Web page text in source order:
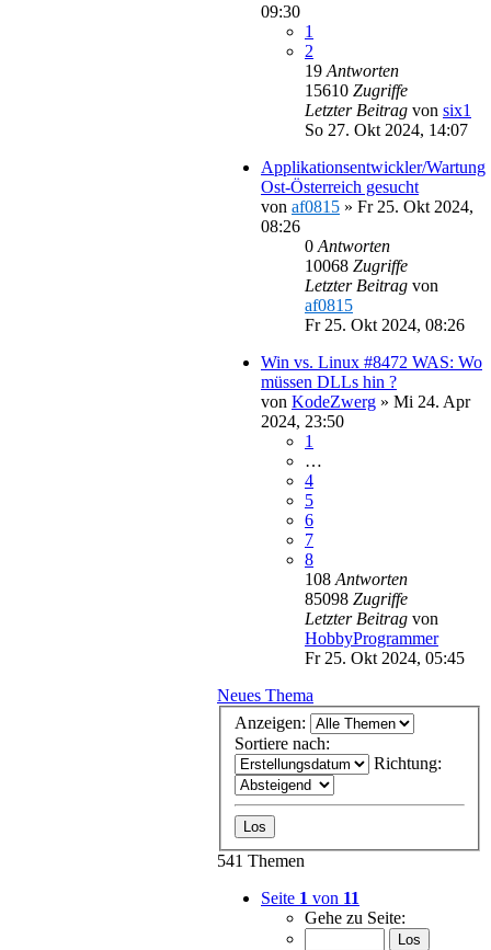
09:30
1
2
19 Antworten
15610 Zugriffe
Letzter Beitrag von six1
So 27. Okt 2024, 14:07
Applikationsentwickler/Wartung
Ost-Österreich gesucht
von af0815 » Fr 25. Okt 2024,
08:26
0 Antworten
10068 Zugriffe
Letzter Beitrag von
af0815
Fr 25. Okt 2024, 08:26
Win vs. Linux #8472 WAS: Wo
müssen DLLs hin ?
von KodeZwerg » Mi 24. Apr
2024, 23:50
1
…
4
5
6
7
8
108 Antworten
85098 Zugriffe
Letzter Beitrag von
HobbyProgrammer
Fr 25. Okt 2024, 05:45
Neues Thema
Anzeigen:
Sortiere nach:
Richtung:
541 Themen
Seite 1 von 11
Gehe zu Seite: